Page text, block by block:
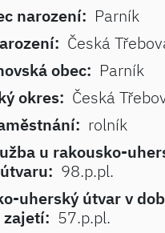
narození: Parník
Česká
obec: Parník
okres: Česká
rolník
u rakousko-
útvaru: 98.p.pl.
uherský útvar v
zajetí: 57.p.pl.